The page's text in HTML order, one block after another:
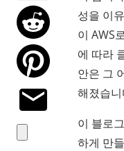
성을 이
이 AWS
에 따라
안은 그
해졌습니
이 블로
하게 만